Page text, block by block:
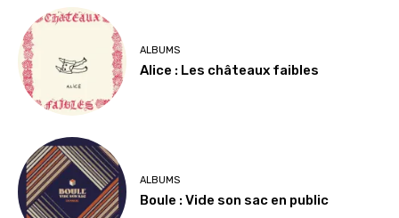
ALBUMS
Alice : Les châteaux faibles
ALBUMS
Boule : Vide son sac en public